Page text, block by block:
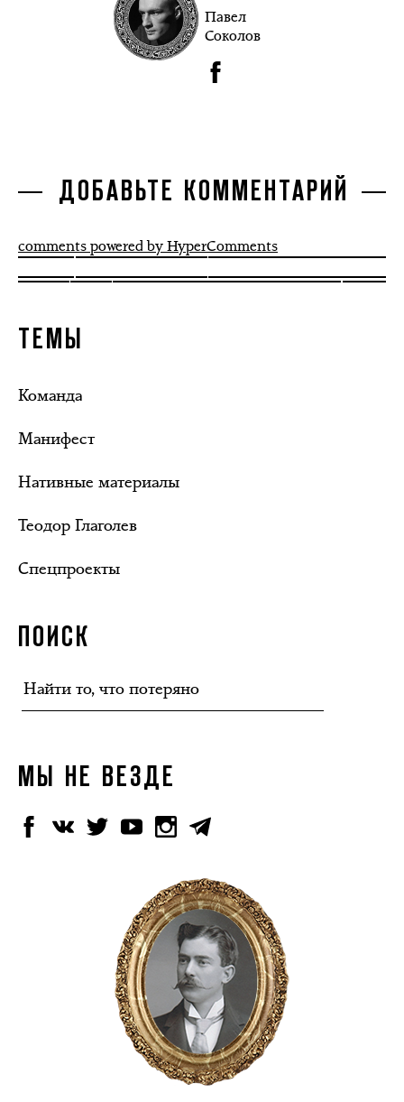
Павел
Соколов
ДОБАВЬТЕ КОММЕНТАРИЙ
comments powered by HyperComments
ТЕМЫ
Команда
Манифест
Нативные материалы
Теодор Глаголев
Спецпроекты
ПОИСК
МЫ НЕ ВЕЗДЕ